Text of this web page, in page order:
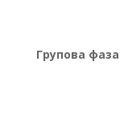
Групова фаза